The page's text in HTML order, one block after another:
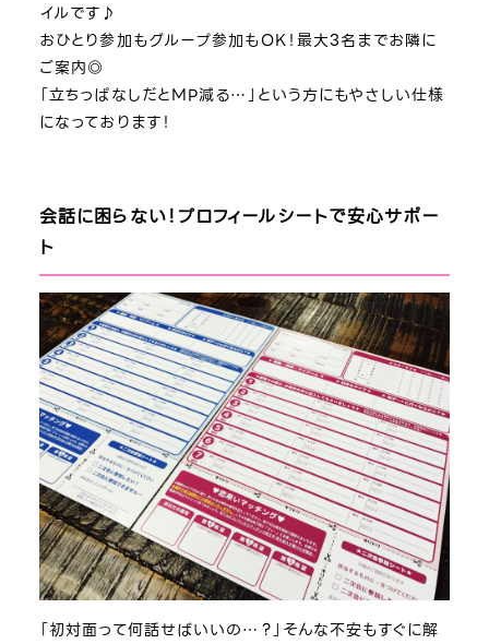
イルです♪
おひとり参加もグループ参加もOK！最大3名までお隣に
ご案内◎
「立ちっぱなしだとMP減る…」という方にもやさしい仕様
になっております！
会話に困らない！プロフィールシートで安心サポー
ト
「初対面って何話せばいいの…？」そんな不安もすぐに解